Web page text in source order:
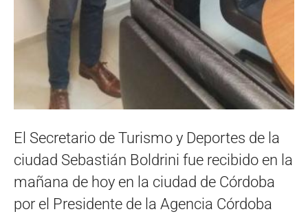
El Secretario de Turismo y Deportes de la
ciudad Sebastián Boldrini fue recibido en la
mañana de hoy en la ciudad de Córdoba
por el Presidente de la Agencia Córdoba